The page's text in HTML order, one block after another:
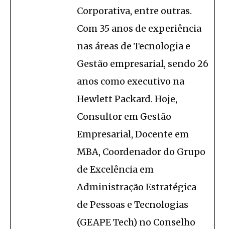
Corporativa, entre outras.
Com 35 anos de experiência
nas áreas de Tecnologia e
Gestão empresarial, sendo 26
anos como executivo na
Hewlett Packard. Hoje,
Consultor em Gestão
Empresarial, Docente em
MBA, Coordenador do Grupo
de Excelência em
Administração Estratégica
de Pessoas e Tecnologias
(GEAPE Tech) no Conselho